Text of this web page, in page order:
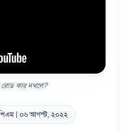
রোড কার দখলে?
| ০৬ আগস্ট, ২০২২